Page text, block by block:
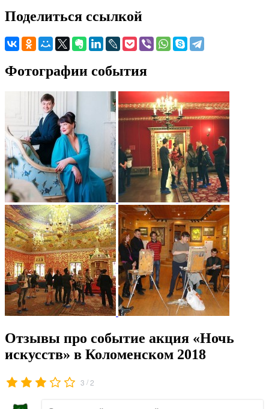
Поделиться ссылкой
Фотографии события
Отзывы про событие акция «Ночь
искусств» в Коломенском 2018
3 /2